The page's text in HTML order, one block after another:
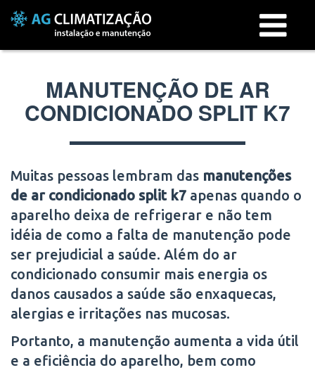
Menu
MANUTENÇÃO DE AR
CONDICIONADO SPLIT K7
Muitas pessoas lembram das manutenções
de ar condicionado split k7 apenas quando o
aparelho deixa de refrigerar e não tem
idéia de como a falta de manutenção pode
ser prejudicial a saúde. Além do ar
condicionado consumir mais energia os
danos causados a saúde são enxaquecas,
alergias e irritações nas mucosas.
Portanto, a manutenção aumenta a vida útil
e a eficiência do aparelho, bem como